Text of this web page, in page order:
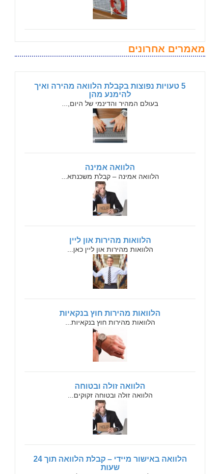
מאמרים אחרונים
5 טעויות נפוצות בקבלת הלוואה מהירה ואיך
להימנע מהן
בעולם המהיר והדינמי של היום,...
הלוואה אמינה
הלוואה אמינה – קבלת משכנתא...
הלוואות מהירות און ליין
הלוואות מהירות און ליין כאן...
הלוואות מהירות חוץ בנקאיות
הלוואות מהירות חוץ בנקאיות...
הלוואה זולה ובטוחה
הלוואה זולה ובטוחה זקוקים...
הלוואה באישור מיידי – קבלת הלוואה תוך 24
שעות